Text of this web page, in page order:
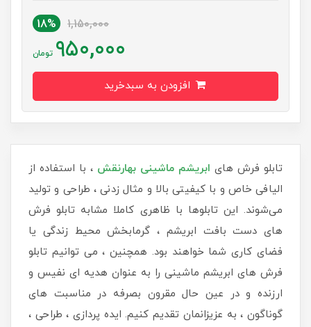
1,150,000
18%
950,000 تومان
تابلو فرش های ابریشم ماشینی بهارنقش ، با استفاده از
الیافی خاص و با کیفیتی بالا و مثال زدنی ، طراحی و تولید
می‌شوند. این تابلوها با ظاهری کاملا مشابه تابلو فرش
های دست بافت ابریشم ، گرمابخش محیط زندگی یا
فضای کاری شما خواهند بود. همچنین ، می توانیم تابلو
فرش های ابریشم ماشینی را به عنوان هدیه ای نفیس و
ارزنده و در عین حال مقرون بصرفه در مناسبت های
گوناگون ، به عزیزانمان تقدیم کنیم. ایده پردازی ، طراحی ،